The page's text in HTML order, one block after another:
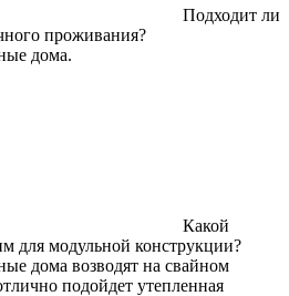
Подходит ли
проживания?
дома.
Какой
для модульной конструкции?
дома возводят на свайном
подойдет утепленная